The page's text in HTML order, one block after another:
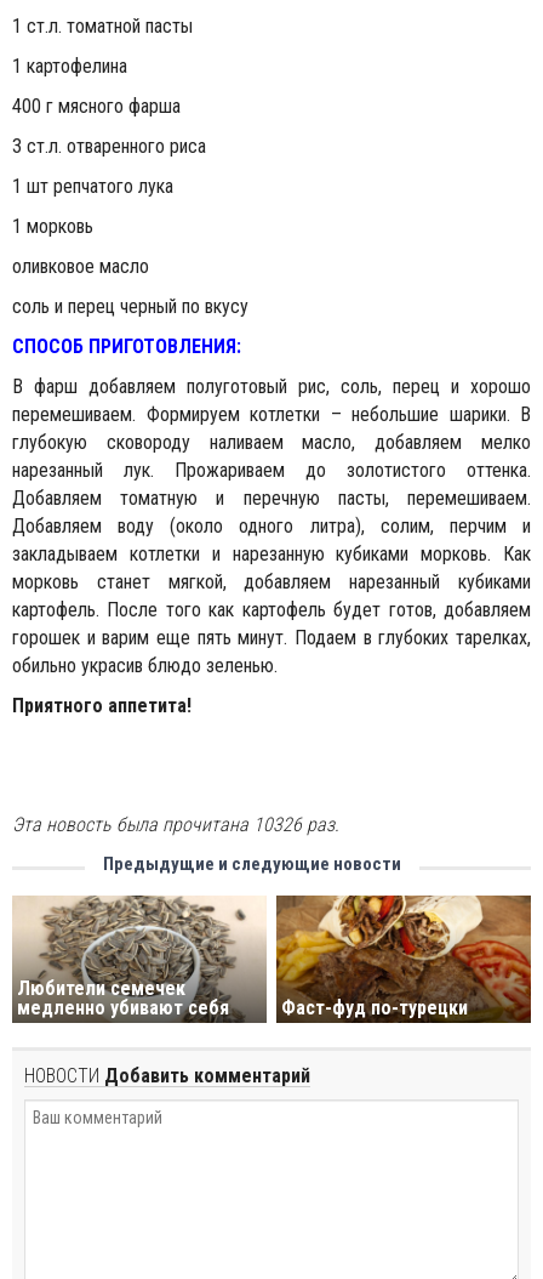
1 ст.л. томатной пасты
1 картофелина
400 г мясного фарша
3 ст.л. отваренного риса
1 шт репчатого лука
1 морковь
оливковое масло
соль и перец черный по вкусу
СПОСОБ ПРИГОТОВЛЕНИЯ:
В фарш добавляем полуготовый рис, соль, перец и хорошо
перемешиваем. Формируем котлетки – небольшие шарики. В
глубокую сковороду наливаем масло, добавляем мелко
нарезанный лук. Прожариваем до золотистого оттенка.
Добавляем томатную и перечную пасты, перемешиваем.
Добавляем воду (около одного литра), солим, перчим и
закладываем котлетки и нарезанную кубиками морковь. Как
морковь станет мягкой, добавляем нарезанный кубиками
картофель. После того как картофель будет готов, добавляем
горошек и варим еще пять минут. Подаем в глубоких тарелках,
обильно украсив блюдо зеленью.
Приятного аппетита!
Эта новость была прочитана 10326 раз.
Предыдущие и следующие новости
Любители семечек
медленно убивают себя
Фаст-фуд по-турецки
НОВОСТИ Добавить комментарий